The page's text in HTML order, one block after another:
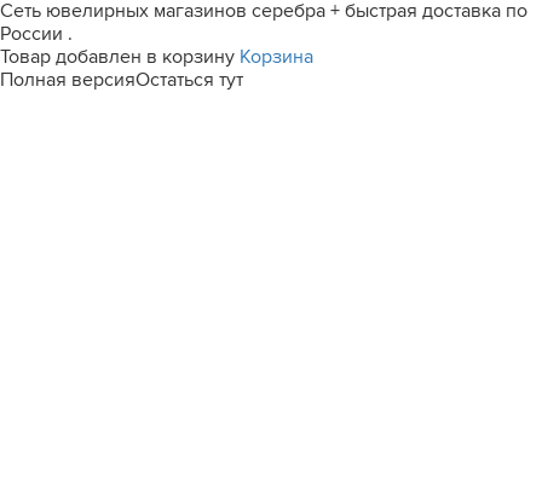
Сеть ювелирных магазинов серебра + быстрая доставка по
России .
Товар добавлен в корзину Корзина
Полная версияОстаться тут